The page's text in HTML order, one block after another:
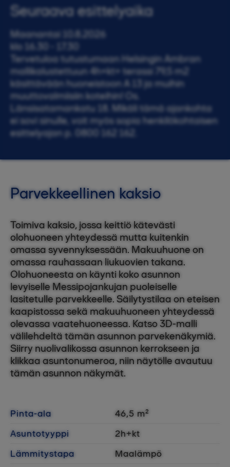
Seuraava esittelyaika
Maanantai 10.8.2026
klo 16.30 - 17.30
Tervetuloa tutustumaan Helsingin Ambran
mallikalustettuun 4h+kt+ terassi 79,5 m2
käsittävään huoneistoon A 13 ja muihin
muuttovalmiisiin koteihin! Os.
Länsisatamankatu 18. Mikäli tämä ajankohta
ei sovi sinulle, voit myös sopia henkilökohtaisen
esittelyajan p. 0800 162 162.
Parvekkeellinen kaksio
Toimiva kaksio, jossa keittiö kätevästi
olohuoneen yhteydessä mutta kuitenkin
omassa syvennyksessään. Makuuhuone on
omassa rauhassaan liukuovien takana.
Olohuoneesta on käynti koko asunnon
levyiselle Messipojankujan puoleiselle
lasitetulle parvekkeelle. Säilytystilaa on eteisen
kaapistossa sekä makuuhuoneen yhteydessä
olevassa vaatehuoneessa. Katso 3D-malli
välilehdeltä tämän asunnon parvekenäkymiä.
Siirry nuolivalikossa asunnon kerrokseen ja
klikkaa asuntonumeroa, niin näytölle avautuu
tämän asunnon näkymät.
Pinta-ala
46,5 m²
Asuntotyyppi
2h+kt
Lämmitystapa
Maalämpö